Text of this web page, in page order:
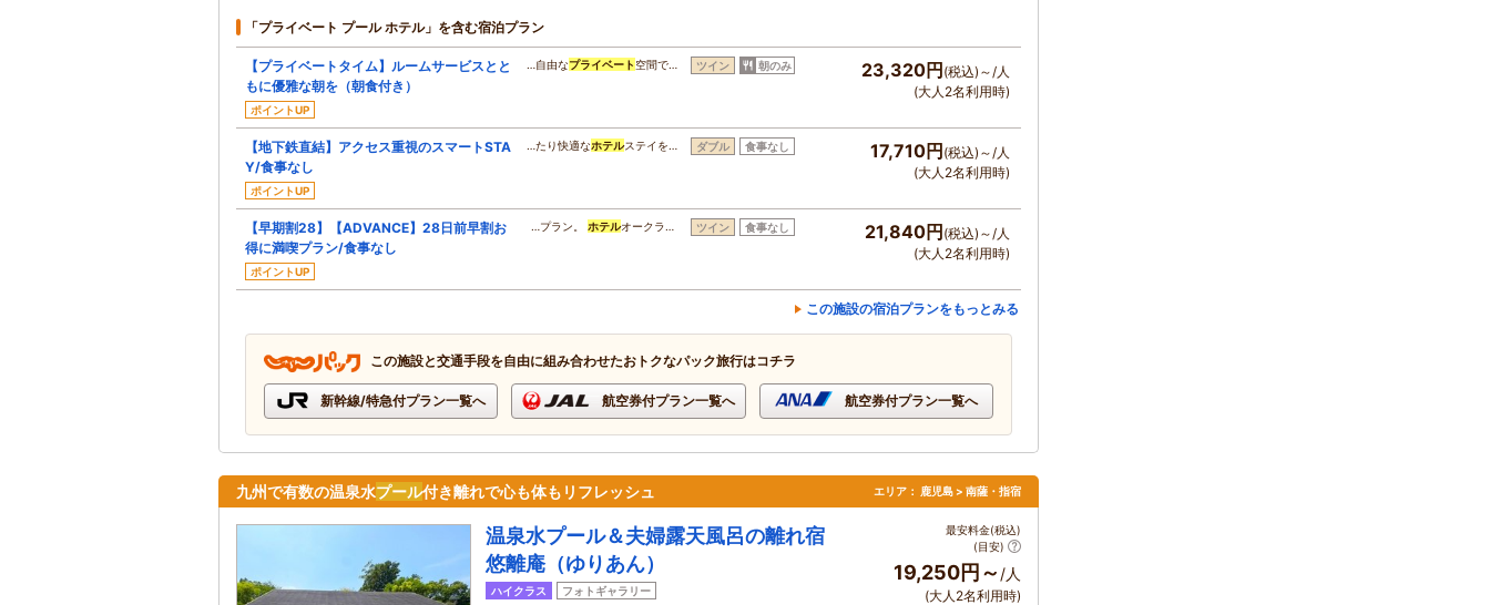
「プライベート プール ホテル」を含む宿泊プラン
【プライベートタイム】ルームサービスとと
もに優雅な朝を（朝食付き）
ポイントUP
…自由なプライベート 空間で… ツイン 朝のみ 23,320円 (税込)～/人
(大人2名利用時)
【地下鉄直結】アクセス重視のスマートSTA
Y/食事なし
ポイントUP
…たり快適なホテルステイを… ダブル 食事なし 17,710円 (税込)～/人
(大人2名利用時)
【早期割28】【ADVANCE】28日前早割お
得に満喫プラン/食事なし
ポイントUP
…プラン。 ホテルオークラ… ツイン 食事なし 21,840円 (税込)～/人
(大人2名利用時)
この施設の宿泊プランをもっとみる
この施設と交通手段を自由に組み合わせたおトクなパック旅行はコチラ
新幹線/特急付プラン一覧へ 航空券付プラン一覧へ 航空券付プラン一覧へ
九州で有数の温泉水プール付き離れで心も体もリフレッシュ エリア： 鹿児島 > 南薩・指宿
温泉水プール＆夫婦露天風呂の離れ宿
悠離庵（ゆりあん）
ハイクラス フォトギャラリー
最安料金(税込)
(目安)
19,250円～ /人
(大人2名利用時)